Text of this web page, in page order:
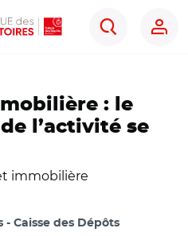
Rechercher
: le
l’activité se
immobilière
- Caisse des Dépôts